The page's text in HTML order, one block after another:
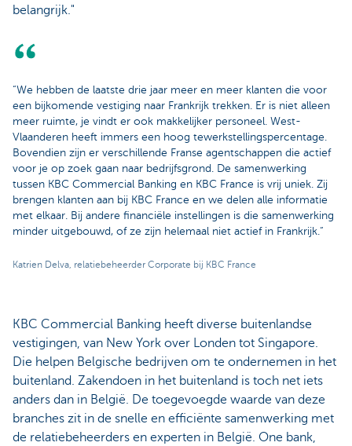
belangrijk."
“We hebben de laatste drie jaar meer en meer klanten die voor
een bijkomende vestiging naar Frankrijk trekken. Er is niet alleen
meer ruimte, je vindt er ook makkelijker personeel. West-
Vlaanderen heeft immers een hoog tewerkstellingspercentage.
Bovendien zijn er verschillende Franse agentschappen die actief
voor je op zoek gaan naar bedrijfsgrond. De samenwerking
tussen KBC Commercial Banking en KBC France is vrij uniek. Zij
brengen klanten aan bij KBC France en we delen alle informatie
met elkaar. Bij andere financiële instellingen is die samenwerking
minder uitgebouwd, of ze zijn helemaal niet actief in Frankrijk.“
Katrien Delva, relatiebeheerder Corporate bij KBC France
KBC Commercial Banking heeft diverse buitenlandse
vestigingen, van New York over Londen tot Singapore.
Die helpen Belgische bedrijven om te ondernemen in het
buitenland. Zakendoen in het buitenland is toch net iets
anders dan in België. De toegevoegde waarde van deze
branches zit in de snelle en efficiënte samenwerking met
de relatiebeheerders en experten in België. One bank,